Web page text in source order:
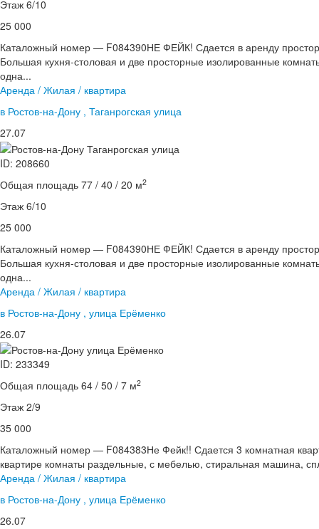
Этаж 6/10
25 000
Каталожный номер — F084390НЕ ФЕЙК! Сдается в аренду
Большая кухня-столовая и две просторные изолированные
одна...
Аренда / Жилая / квартира
в Ростов-на-Дону , Таганрогская улица
27.07
ID: 208660
Общая площадь 77 / 40 / 20 м2
Этаж 6/10
25 000
Каталожный номер — F084390НЕ ФЕЙК! Сдается в аренду
Большая кухня-столовая и две просторные изолированные
одна...
Аренда / Жилая / квартира
в Ростов-на-Дону , улица Ерёменко
26.07
ID: 233349
Общая площадь 64 / 50 / 7 м2
Этаж 2/9
35 000
Каталожный номер — F084383Не Фейк!! Сдается 3 комнатная
квартире комнаты раздельные, с мебелью, стиральная машина,
Аренда / Жилая / квартира
в Ростов-на-Дону , улица Ерёменко
26.07